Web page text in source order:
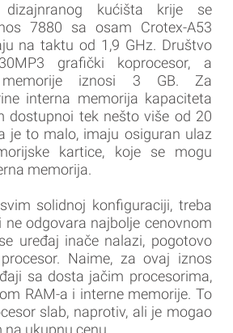
dizajnranog kućišta krije se
7880 sa osam Crotex-A53
na taktu od 1,9 GHz. Društvo
grafički koprocesor, a
iznosi 3 GB. Za
interna memorija kapaciteta
dostupnoi tek nešto više od 20
je to malo, imaju osiguran ulaz
kartice, koje se mogu
memorija.
solidnoj konfiguraciji, treba
odgovara najbolje cenovnom
uređaj inače nalazi, pogotovo
Naime, za ovaj iznos
sa dosta jačim procesorima,
RAM-a i interne memorije. To
slab, naprotiv, ali je mogao